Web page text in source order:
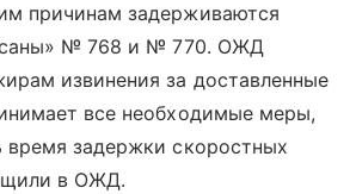
причинам задерживаются
№ 768 и № 770. ОЖД
извинения за доставленные
все необходимые меры,
время задержки скоростных
в ОЖД.